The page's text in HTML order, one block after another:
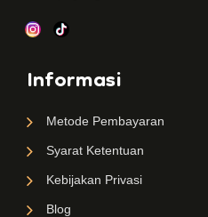
Informasi
Metode Pembayaran
Syarat Ketentuan
Kebijakan Privasi
Blog